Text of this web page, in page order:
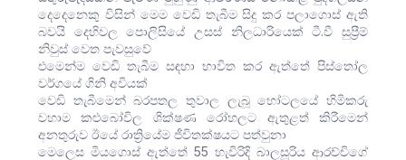
දෙදෙනෙකු විසින් මෙම වෙඩි තැබීම සිදු කර පලාගොස් ඇති
බවයි දෙහිවල පොලිසියේ උසස් නිලධාරියෙක් ටී.වී සුප්‍රීම්
නිවුස් වෙත පැවසුවේ
එමෙන්ම වෙඩි තැබීම සඳහා භාවිත කර ඇත්තේ පිස්තෝල
වර්ගයේ ගිනි අවියක්
වෙඩි තැබීමෙන් බරපතල තුවාල ලැබූ හෝටලයේ හිමිකරු
වහාම කළුබෝවිල ශික්ෂණ රෝහලට ඇතුළත් කිරීමෙන්
අනතුරුව ඊයේ රාත්‍රියේම ජීවිතක්ෂයට පත්වුනා
මෙලෙස මියගොස් ඇත්තේ 55 හැවිරිදි බාලසූරිය ආරච්චිගේ